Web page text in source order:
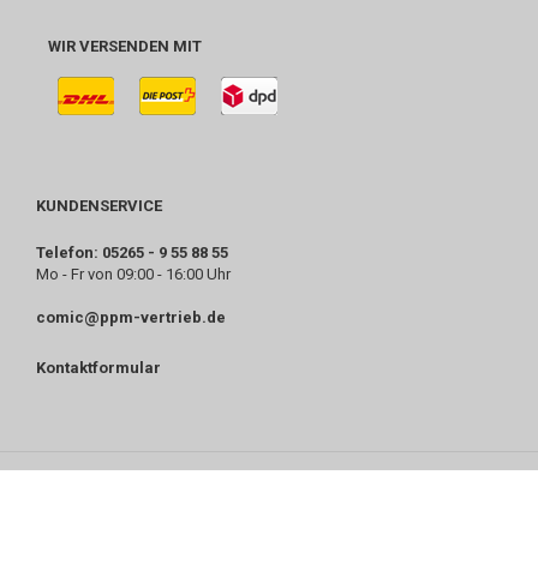
WIR VERSENDEN MIT
KUNDENSERVICE
Telefon: 05265 - 9 55 88 55
Mo - Fr von 09:00 - 16:00 Uhr
comic@ppm-vertrieb.de
Kontaktformular